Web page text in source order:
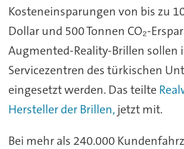
Kosteneinsparungen von bis zu
Dollar und 500 Tonnen CO₂-
Augmented-Reality-Brillen sollen
Servicezentren des türkischen
eingesetzt werden. Das teilte
Hersteller der Brillen,jetzt mit.
Bei mehr als 240.000